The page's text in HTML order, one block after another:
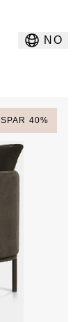
NO
SPAR 40%